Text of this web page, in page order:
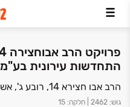
התחדשות עירונית בע"מ
הרב אבו חצירא 14, רובע ג', אשדוד
גוש:
2462 חלקה:
15